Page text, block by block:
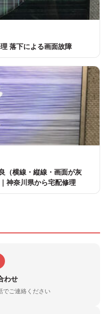
落下による画面故障
（横線・縦線・画面が灰
神奈川県から宅配修理
わせ
でご連絡ください